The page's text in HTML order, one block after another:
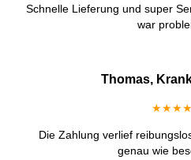
Schnelle Lieferung und super
war
Thomas,
Die Zahlung verlief
genau wie